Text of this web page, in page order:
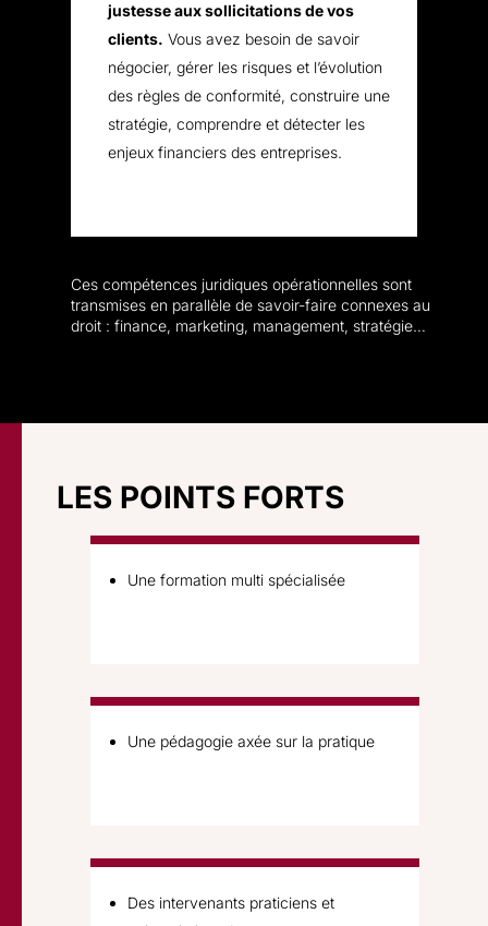
justesse aux sollicitations de vos
clients. Vous avez besoin de savoir
négocier, gérer les risques et l’évolution
des règles de conformité, construire une
stratégie, comprendre et détecter les
enjeux financiers des entreprises.
Ces compétences juridiques opérationnelles sont
transmises en parallèle de savoir-faire connexes au
droit : finance, marketing, management, stratégie…
LES POINTS FORTS
Une formation multi spécialisée
Une pédagogie axée sur la pratique
Des intervenants praticiens et